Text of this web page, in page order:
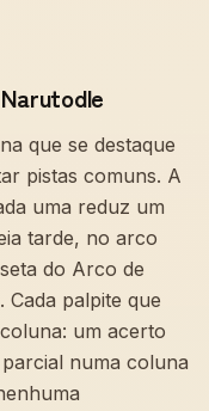
que se destaque
pistas comuns. A
uma reduz um
tarde, no arco
do Arco de
Cada palpite que
um acerto
numa coluna